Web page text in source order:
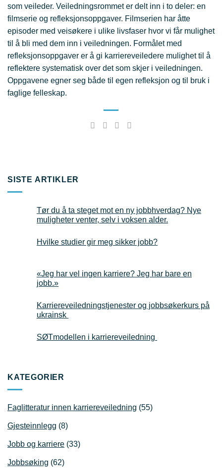
som veileder. Veiledningsrommet er delt inn i to deler: en
filmserie og refleksjonsoppgaver. Filmserien har åtte
episoder med veisøkere i ulike livsfaser hvor vi får mulighet
til å bli med dem inn i veiledningen. Formålet med
refleksjonsoppgaver er å gi karriereveiledere mulighet til å
reflektere systematisk over det som skjer i veiledningen.
Oppgavene egner seg både til egen refleksjon og til bruk i
faglige felleskap.
SISTE ARTIKLER
Tør du å ta steget mot en ny jobbhverdag? Nye
muligheter venter, selv i voksen alder.
Hvilke studier gir meg sikker jobb?
«Jeg har vel ingen karriere? Jeg har bare en
jobb.»
Karriereveiledningstjenester og jobbsøkerkurs på
ukrainsk
SØTmodellen i karriereveiledning
KATEGORIER
Faglitteratur innen karriereveiledning (55)
Gjesteinnlegg (8)
Jobb og karriere (33)
Jobbsøking (62)